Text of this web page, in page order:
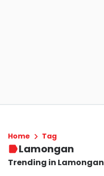
Home Tag
Lamongan
Trending in Lamongan